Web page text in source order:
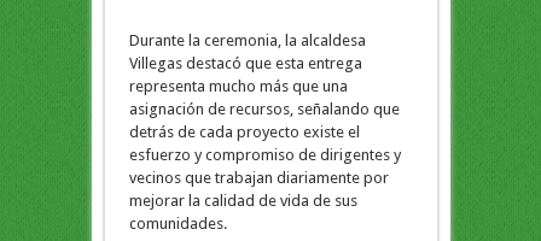
Durante la ceremonia, la alcaldesa
Villegas destacó que esta entrega
representa mucho más que una
asignación de recursos, señalando que
detrás de cada proyecto existe el
esfuerzo y compromiso de dirigentes y
vecinos que trabajan diariamente por
mejorar la calidad de vida de sus
comunidades.